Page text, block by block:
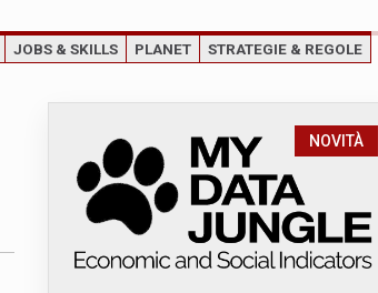
JOBS & SKILLS PLANET STRATEGIE & REGOLE
NOVITÀ